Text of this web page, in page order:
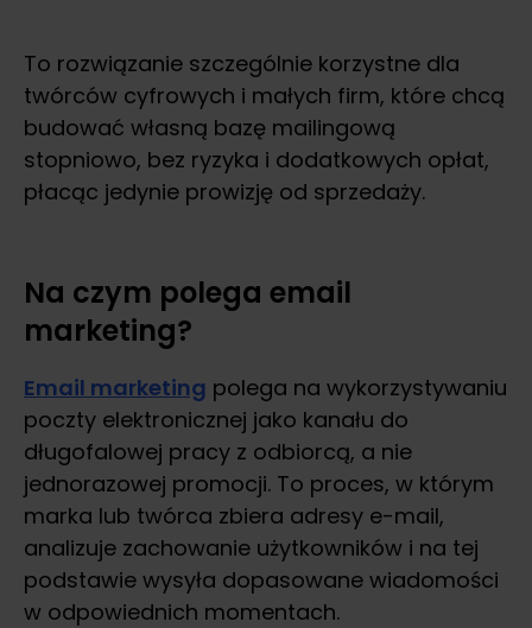
To rozwiązanie szczególnie korzystne dla
twórców cyfrowych i małych firm, które chcą
budować własną bazę mailingową
stopniowo, bez ryzyka i dodatkowych opłat,
płacąc jedynie prowizję od sprzedaży.
Na czym polega email
marketing?
Email marketing polega na wykorzystywaniu
poczty elektronicznej jako kanału do
długofalowej pracy z odbiorcą, a nie
jednorazowej promocji. To proces, w którym
marka lub twórca zbiera adresy e-mail,
analizuje zachowanie użytkowników i na tej
podstawie wysyła dopasowane wiadomości
w odpowiednich momentach.